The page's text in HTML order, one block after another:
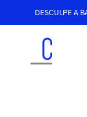
DESCULPE A